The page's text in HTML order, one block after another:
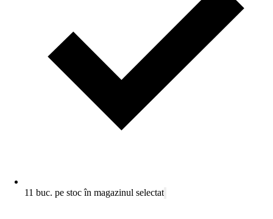
11 buc. pe stoc în magazinul selectat